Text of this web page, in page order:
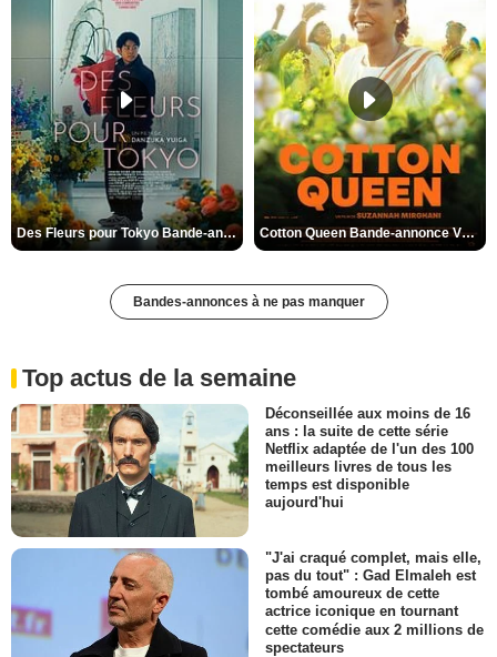
Des Fleurs pour Tokyo Bande-annonce VO STFR Cotton Queen Bande-annonce VO STFR
Bandes-annonces à ne pas manquer
Top actus de la semaine
Déconseillée aux moins de 16
ans : la suite de cette série
Netflix adaptée de l'un des 100
meilleurs livres de tous les
temps est disponible
aujourd'hui
"J'ai craqué complet, mais elle,
pas du tout" : Gad Elmaleh est
tombé amoureux de cette
actrice iconique en tournant
cette comédie aux 2 millions de
spectateurs